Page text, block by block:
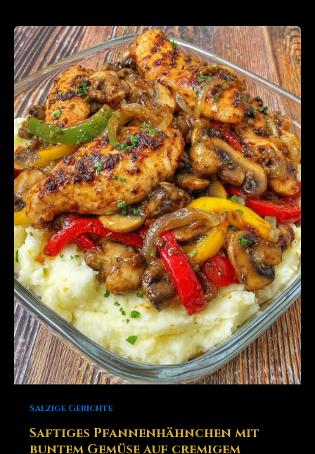
Salzige Gerichte
Saftiges Pfannenhähnchen mit
buntem Gemüse auf cremigem